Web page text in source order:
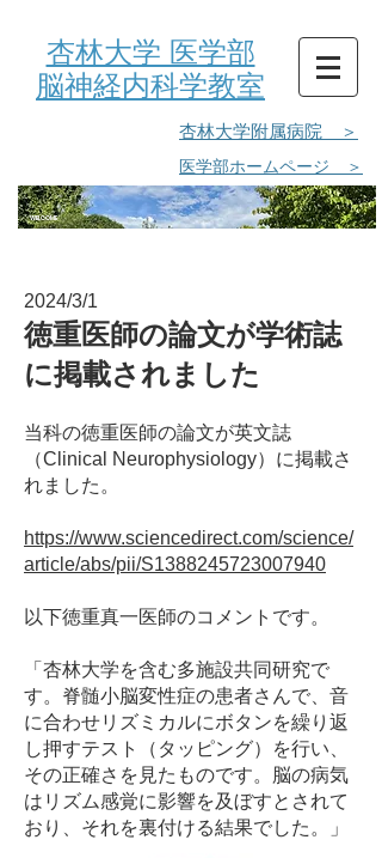
杏林大学 医学部
脳神経内科学教室
杏林大学附属病院 ＞
医学部ホームページ ＞
WELCOME
2024/3/1
徳重医師の論文が学術誌
に掲載されました
当科の徳重医師の論文が英文誌
（Clinical Neurophysiology）に掲載さ
れました。
https://www.sciencedirect.com/science/
article/abs/pii/S1388245723007940
以下徳重真一医師のコメントです。
「杏林大学を含む多施設共同研究で
す。脊髄小脳変性症の患者さんで、音
に合わせリズミカルにボタンを繰り返
し押すテスト（タッピング）を行い、
その正確さを見たものです。脳の病気
はリズム感覚に影響を及ぼすとされて
おり、それを裏付ける結果でした。」